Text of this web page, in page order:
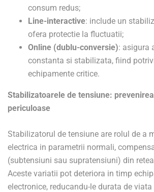
consum redus;
Line-interactive: include un
ofera protectie la fluctuatii;
Online (dublu-conversie): asigura
constanta si stabilizata, fiind
echipamente critice.
Stabilizatoarele de tensiune:
periculoase
Stabilizatorul de tensiune are rolul de a
electrica in parametrii normali,
(subtensiuni sau supratensiuni) din
Aceste variatii pot deteriora in timp
electronice, reducandu-le durata de